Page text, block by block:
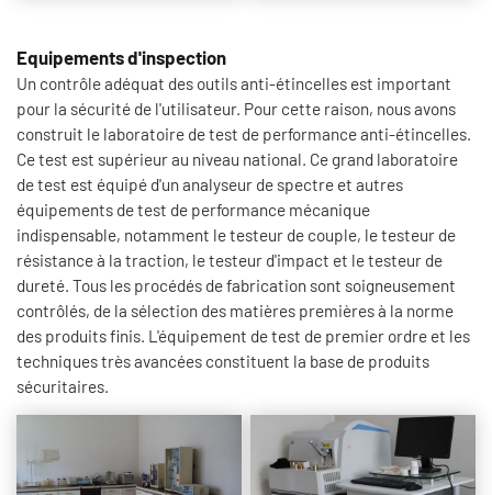
Equipements d'inspection
Un contrôle adéquat des outils anti-étincelles est important
pour la sécurité de l'utilisateur. Pour cette raison, nous avons
construit le laboratoire de test de performance anti-étincelles.
Ce test est supérieur au niveau national. Ce grand laboratoire
de test est équipé d'un analyseur de spectre et autres
équipements de test de performance mécanique
indispensable, notamment le testeur de couple, le testeur de
résistance à la traction, le testeur d'impact et le testeur de
dureté. Tous les procédés de fabrication sont soigneusement
contrôlés, de la sélection des matières premières à la norme
des produits finis. L'équipement de test de premier ordre et les
techniques très avancées constituent la base de produits
sécuritaires.